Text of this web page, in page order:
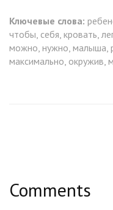
Ключевые слова:
чтобы, себя, кровать,
можно, нужно, малыша,
максимально, окружив,
Comments